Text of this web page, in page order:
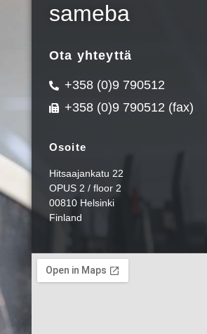
sameba
Ota yhteyttä
+358 (0)9 790512
+358 (0)9 790512 (fax)
Osoite
Hitsaajankatu 22
OPUS 2 / floor 2
00810 Helsinki
Finland